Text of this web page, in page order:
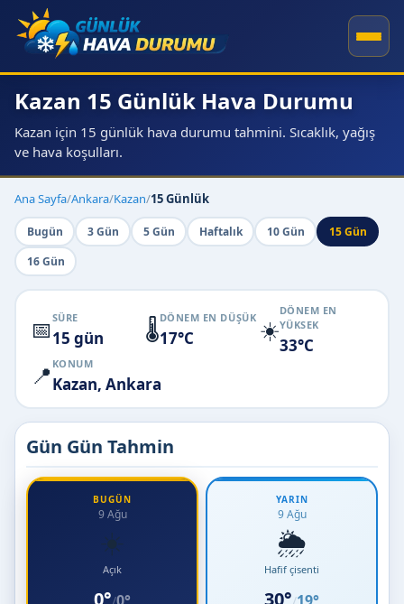
Kazan 15 Günlük Hava Durumu
Kazan için 15 günlük hava durumu tahmini. Sıcaklık, yağış
ve hava koşulları.
Ana Sayfa/Ankara/Kazan/15 Günlük
Bugün 3 Gün 5 Gün Haftalık 10 Gün
15 Gün
16 Gün
📅 SÜRE
15 gün 🌡️DÖNEM EN DÜŞÜK
17°C ☀️
DÖNEM EN
YÜKSEK
33°C
📍 KONUM
Kazan, Ankara
Gün Gün Tahmin
BUGÜN
9 Ağu
☀️
Açık
0°/0°
YARIN
9 Ağu
🌦️
Hafif çisenti
30°/19°